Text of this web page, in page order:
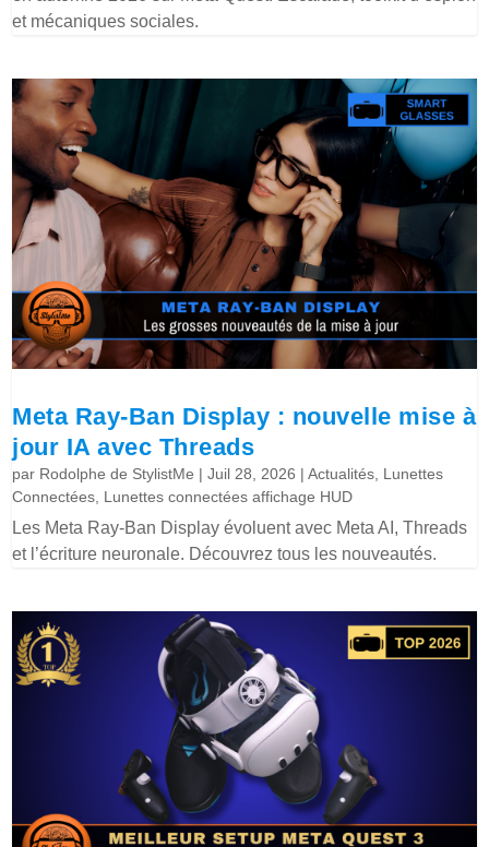
et mécaniques sociales.
Meta Ray-Ban Display : nouvelle mise à
jour IA avec Threads
par Rodolphe de StylistMe |Juil 28, 2026 |Actualités, Lunettes
Connectées, Lunettes connectées affichage HUD
Les Meta Ray-Ban Display évoluent avec Meta AI, Threads
et l’écriture neuronale. Découvrez tous les nouveautés.